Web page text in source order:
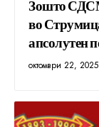
Зошто
во
апсолутен
октомври 22, 2025